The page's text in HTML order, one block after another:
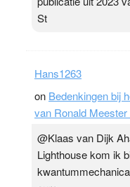
onBedenkingen bij
van Ronald Meester
Meester & co,
publicatie uit 2023
St
Hans1263
onBedenkingen bij